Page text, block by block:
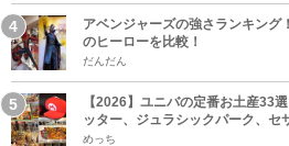
アベンジャーズの強さランキング
のヒーローを比較！
だんだん
【2026】ユニバの定番お土産33
ッター、ジュラシックパーク、セ
めっち